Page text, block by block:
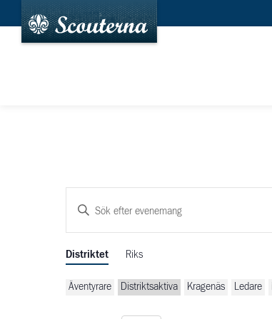
Search
and
Views
Navigation
Ange
efter
Evenemang
Distriktet Riks
Äventyrare Distriktsaktiva Kragenäs Ledare